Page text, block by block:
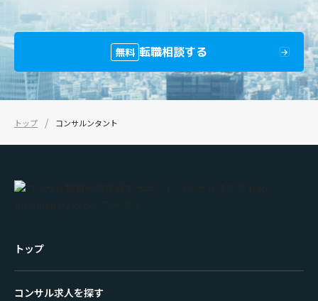
無料 転職相談する
トップ コンサルンタント
トップ
コンサル求人を探す